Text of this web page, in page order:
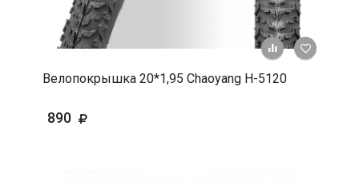
+ К
Велопокрышка 20*1,95 Chaoyang H-5120
890